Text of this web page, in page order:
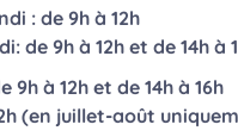
Horaires
: de 9h à 12h
de 9h à 12h et de 14h à
9h à 12h et de 14h à 16h
(en juillet-août